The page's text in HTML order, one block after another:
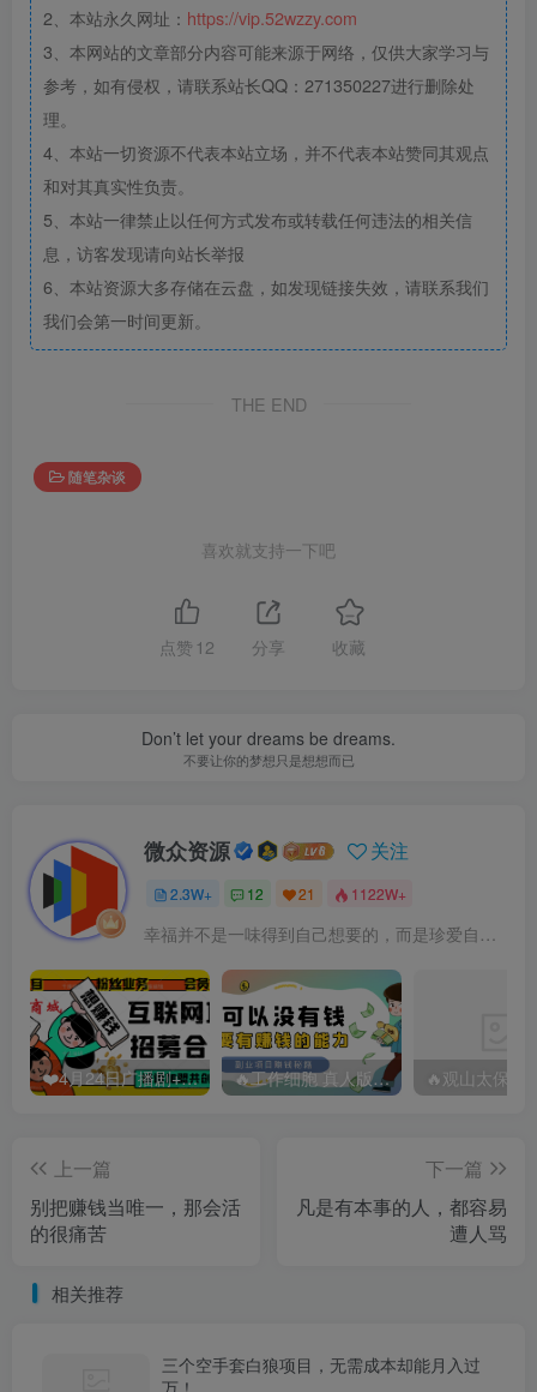
2、本站永久网址： https://vip.52wzzy.com
3、本网站的文章部分内容可能来源于网络，仅供大家学习与
参考，如有侵权，请联系站长QQ：271350227进行删除处
理。
4、本站一切资源不代表本站立场，并不代表本站赞同其观点
和对其真实性负责。
5、本站一律禁止以任何方式发布或转载任何违法的相关信
息，访客发现请向站长举报
6、本站资源大多存储在云盘，如发现链接失效，请联系我们
我们会第一时间更新。
THE END
随笔杂谈
喜欢就支持一下吧
点赞 12 分享 收藏
Don’t let your dreams be dreams.
不要让你的梦想只是想想而已
微众资源 关注
2.3W+ 12 21 1122W+
幸福并不是一味得到自己想要的，而是珍爱自己拥有的
❤️4月24日广播剧+有S剧单期合集 百度： 🔥工作细胞 真人版（2025）【日本/剧情/奇幻】 百度：
上一篇
别把赚钱当唯一，那会活
的很痛苦
下一篇
凡是有本事的人，都容易
遭人骂
相关推荐
三个空手套白狼项目，无需成本却能月入过
万！